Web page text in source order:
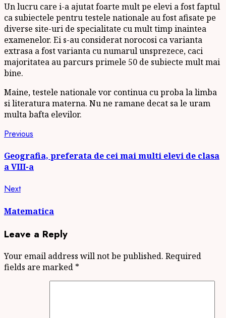
Un lucru care i-a ajutat foarte mult pe elevi a fost faptul
ca subiectele pentru testele nationale au fost afisate pe
diverse site-uri de specialitate cu mult timp inaintea
examenelor. Ei s-au considerat norocosi ca varianta
extrasa a fost varianta cu numarul unsprezece, caci
majoritatea au parcurs primele 50 de subiecte mult mai
bine.
Maine, testele nationale vor continua cu proba la limba
si literatura materna. Nu ne ramane decat sa le uram
multa bafta elevilor.
Continue
Reading
Previous
Geografia, preferata de cei mai multi elevi de clasa
a VIII-a
NextNext
Matematica
Leave a Reply
Your email address will not be published. Required
fields are marked *